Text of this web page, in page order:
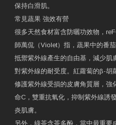
保持白滑肌。
常見蔬果 強效有營
很多天然食材富含防曬功效物，
師萬侃（Violet）指，蔬果中的番
抵禦紫外線產生的自由基，減少肌
對紫外線的耐受度。紅蘿蔔的β-胡
修護紫外線受損的皮膚角質層，強
命C，雙重抗氧化，抑制紫外線誘
炎肌膚。
另外，綠茶含茶多酚，當中最重